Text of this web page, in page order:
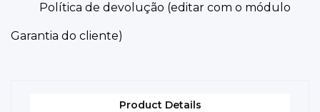
Política de devolução (editar com o módulo
Garantia do cliente)
Product Details